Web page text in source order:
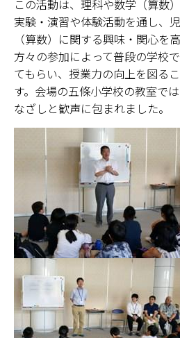
ならサイエンス・モール
ご寄附のお願い
奈良新聞コラム
科学の日
オープン・サイエンス・
理数教育プロジェクト
大学院理数プロジェクト
理数プロジェクト報告書
理数教育研究センター教
この活動は、理科や数学（算数
実験・演習や体験活動を通し、
（算数）に関する興味・関心を
方々の参加によって普段の学校
てもらい、授業力の向上を図る
す。会場の五條小学校の教室で
なざしと歓声に包まれました。